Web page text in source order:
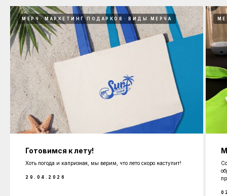
МЕРЧ МАРКЕТИНГ ПОДАРКОВ ВИДЫ МЕРЧА
Готовимся к лету!
Хоть погода и капризная, мы верим, что лето скоро наступит!
29.04.2026